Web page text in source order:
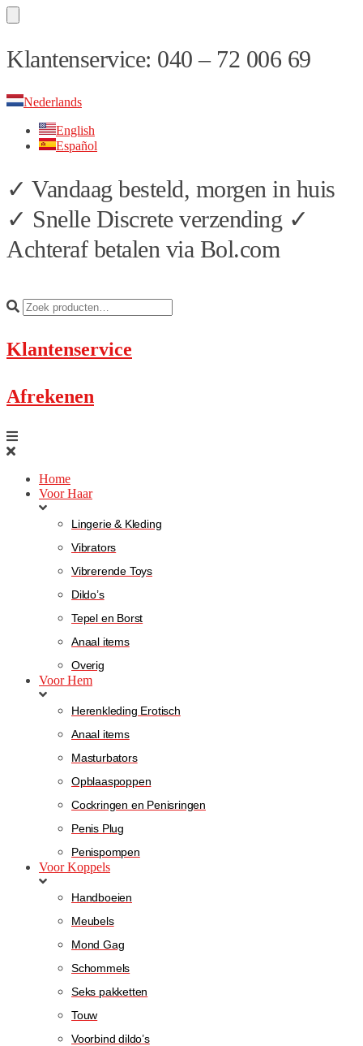
Skip
to
Skip
to
Klantenservice: 040 – 72 006 69
Nederlands
English
Español
✓ Vandaag besteld, morgen in huis
✓ Snelle Discrete verzending ✓
Achteraf betalen via Bol.com
Klantenservice
Afrekenen
Home
Voor Haar
Lingerie & Kleding
Vibrators
Vibrerende Toys
Dildo’s
Tepel en Borst
Anaal items
Overig
Voor Hem
Herenkleding Erotisch
Anaal items
Masturbators
Opblaaspoppen
Cockringen en Penisringen
Penis Plug
Penispompen
Voor Koppels
Handboeien
Meubels
Mond Gag
Schommels
Seks pakketten
Touw
Voorbind dildo’s